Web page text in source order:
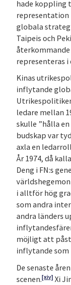
hade koppling
representation
globala
Taipeis och
representeras
Kinas
inflytande
ledare mellan
skulle ”hålla
budskap var
axla en
År 1974, då
Deng i FN:s
i alltför hög
som andra
andra länders
möjligt att
inflytande som
De senaste
scenen.[xiv]Xi